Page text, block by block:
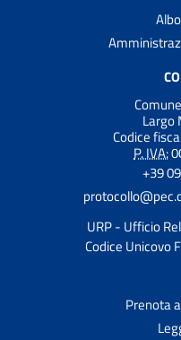
Largo
Codice
P. IVA:
+39
URP - Ufficio
Codice Unicovo
Prenota